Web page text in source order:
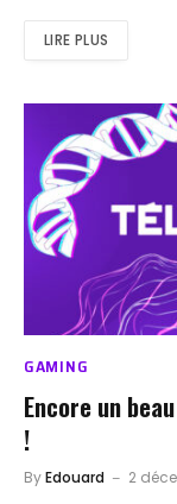
LIRE PLUS
GAMING
Encore un
!
ByEdouard 2